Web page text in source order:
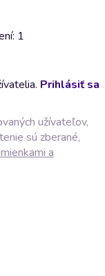
1
Prihlásiť sa
užívateľov,
sú zberané,
a